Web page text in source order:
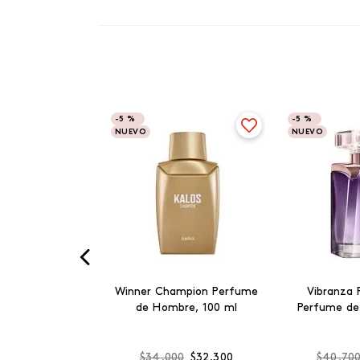
-5 %
NUEVO
Winner Champion Perfume
de Hombre, 100 ml
-5 %
NUEVO
Vibranza
Perfume